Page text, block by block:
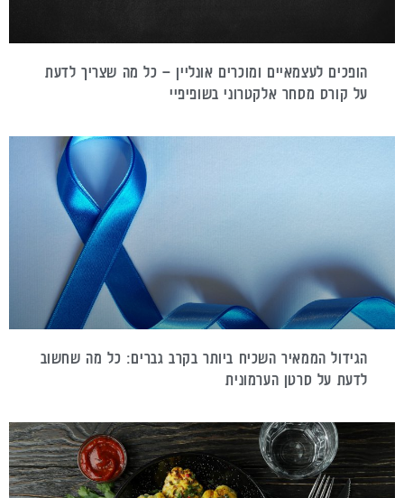
הופכים לעצמאיים ומוכרים אונליין – כל מה שצריך לדעת
על קורס מסחר אלקטרוני בשופיפיי
הגידול הממאיר השכיח ביותר בקרב גברים: כל מה שחשוב
לדעת על סרטן הערמונית